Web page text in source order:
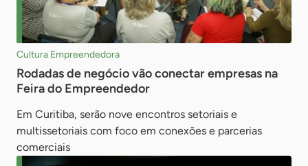
Cultura Empreendedora
Rodadas de negócio vão conectar empresas na
Feira do Empreendedor
Em Curitiba, serão nove encontros setoriais e
multissetoriais com foco em conexões e parcerias
comerciais